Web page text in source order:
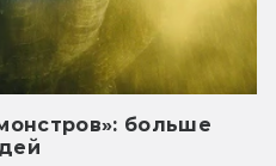
больше